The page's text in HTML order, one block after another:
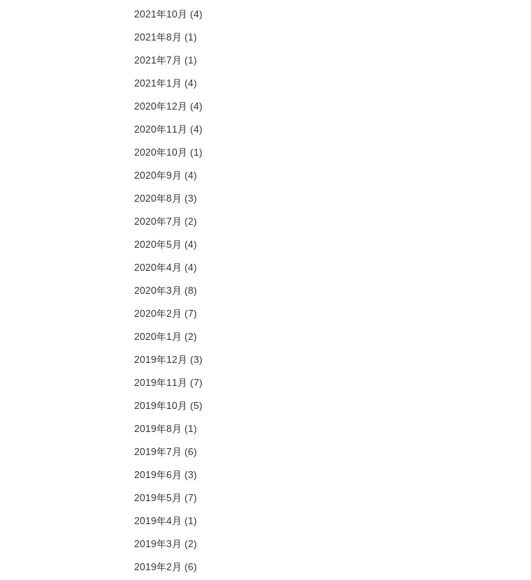
2021年10月 (4)
2021年8月 (1)
2021年7月 (1)
2021年1月 (4)
2020年12月 (4)
2020年11月 (4)
2020年10月 (1)
2020年9月 (4)
2020年8月 (3)
2020年7月 (2)
2020年5月 (4)
2020年4月 (4)
2020年3月 (8)
2020年2月 (7)
2020年1月 (2)
2019年12月 (3)
2019年11月 (7)
2019年10月 (5)
2019年8月 (1)
2019年7月 (6)
2019年6月 (3)
2019年5月 (7)
2019年4月 (1)
2019年3月 (2)
2019年2月 (6)